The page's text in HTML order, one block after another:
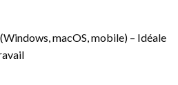
macOS, mobile) – Idéale